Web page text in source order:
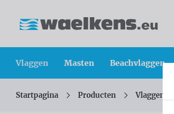
Vlaggen Masten Beachvlaggen
U bevindt zich hier:
Startpagina Producten Vlaggen